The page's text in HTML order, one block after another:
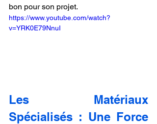
bon pour son projet.
https://www.youtube.com/watch?
v=YRK0E79NnuI
Les Matériaux
Spécialisés : Une Force